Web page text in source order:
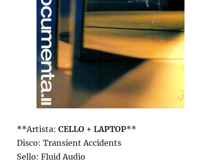
**Artista:CELLO + LAPTOP**
Disco: Transient Accidents
Sello: Fluid Audio